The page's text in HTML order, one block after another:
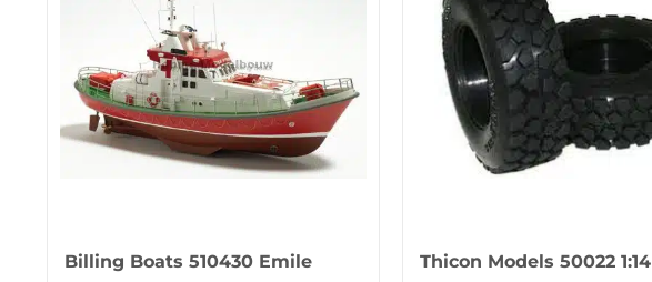
Billing Boats 510430 Emile
Thicon Models 50022 1:14